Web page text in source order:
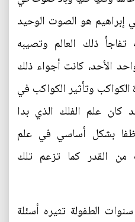
إبراهيم هو الصوت الوحيد
ذلك العالم وتصيبه
الأحد، كانت أجواء ذلك
الكواكب وتأثير الكواكب في
كان علم الفلك الذي بدا
بشكل أساسي في علم
من القدر كما تزعم تلك
الطفولة تثيره أسئلة